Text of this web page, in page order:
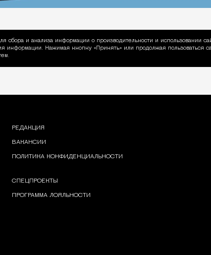
Cookie
сбора и анализа информации о производительности и использовании
информации. Нажимая кнопку «Принять» или продолжая пользоваться
РЕДАКЦИЯ
ВАКАНСИИ
ПОЛИТИКА КОНФИДЕНЦИАЛЬНОСТИ
СПЕЦПРОЕКТЫ
ПРОГРАММА ЛОЯЛЬНОСТИ